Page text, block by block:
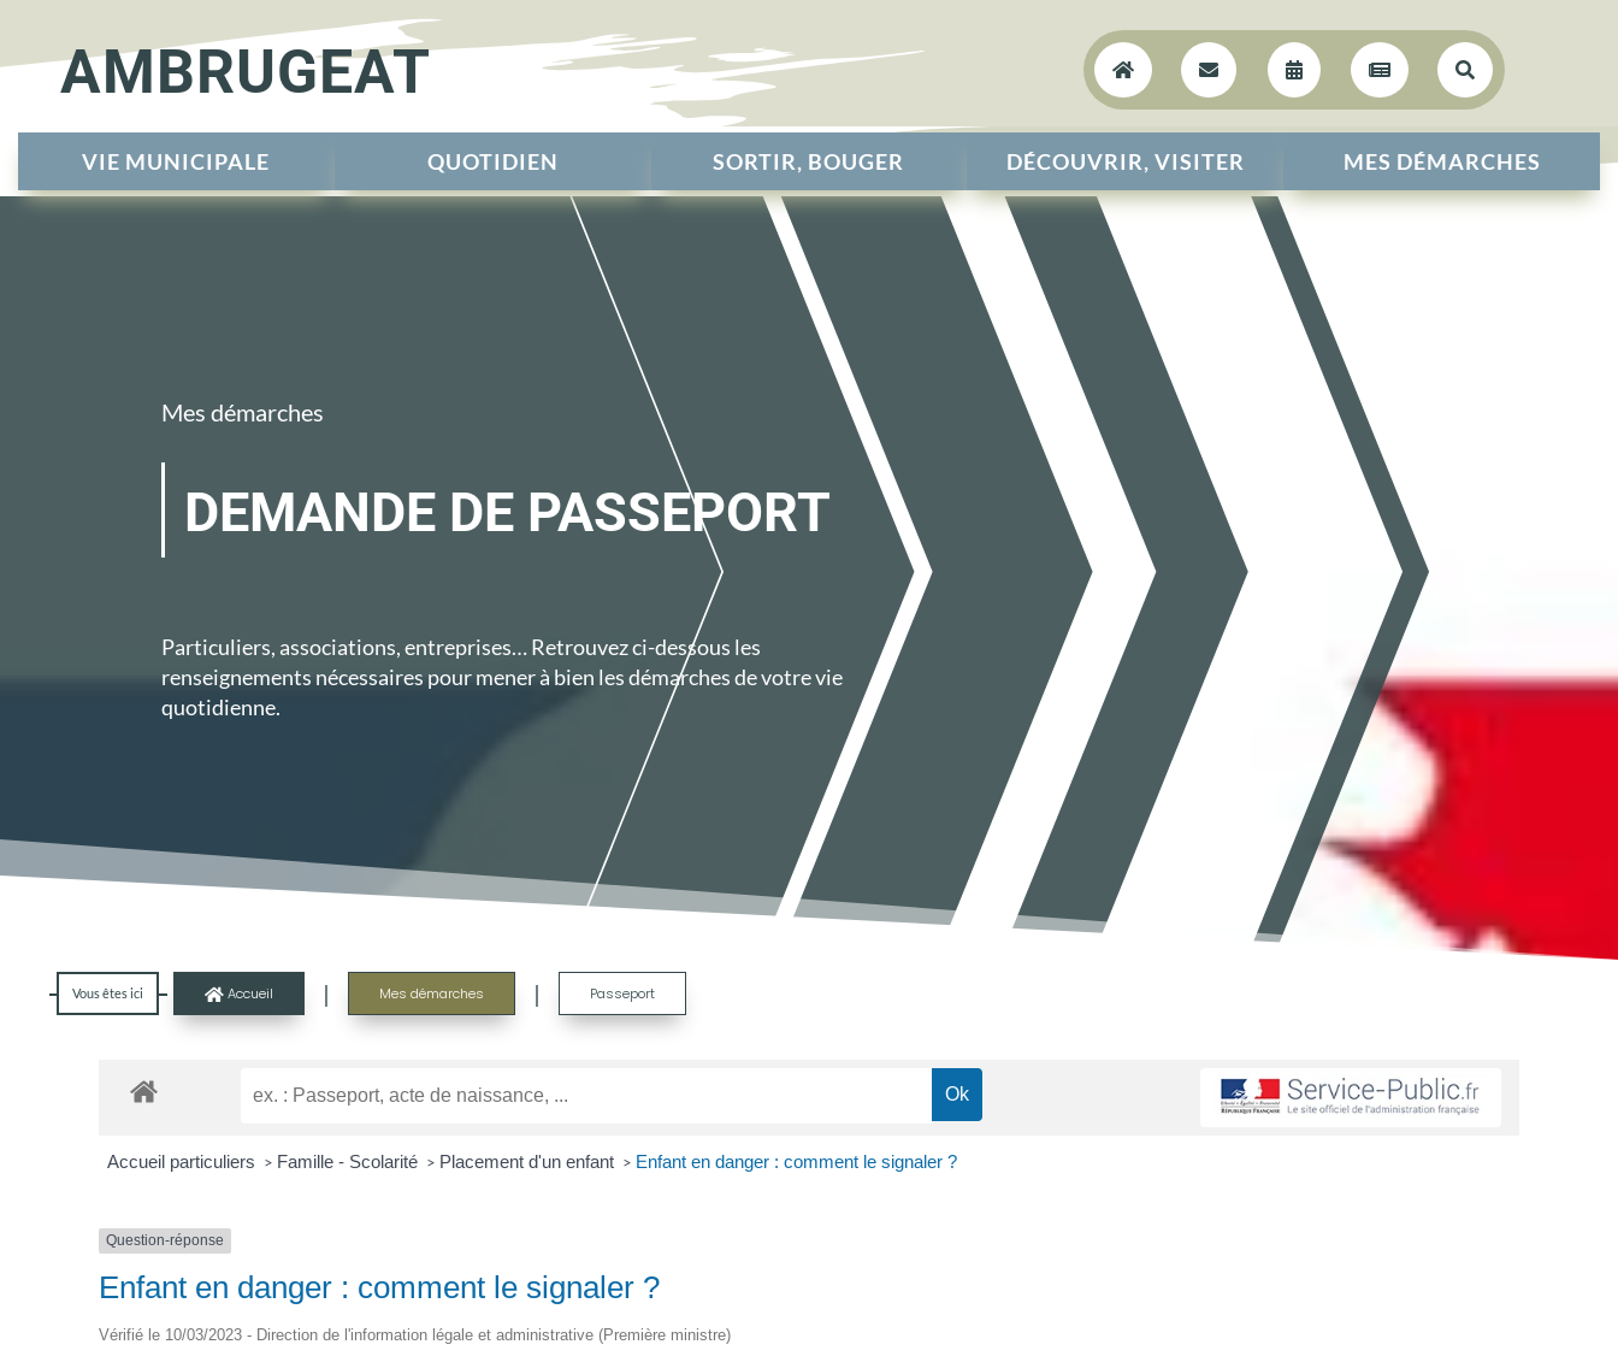
AMBRUGEAT     
VIE MUNICIPALE QUOTIDIEN SORTIR, BOUGER DÉCOUVRIR, VISITER MES DÉMARCHES
Mes démarches
DEMANDE DE PASSEPORT
Particuliers, associations, entreprises… Retrouvez ci-dessous les
renseignements nécessaires pour mener à bien les démarches de votre vie
quotidienne.
Vous êtes ici  Accueil | Mes démarches | Passeport
Accueil particuliers > Famille - Scolarité > Placement d'un enfant > Enfant en danger : comment le signaler ?
Question-réponse
Enfant en danger : comment le signaler ?
Vérifié le 10/03/2023 - Direction de l'information légale et administrative (Première ministre)